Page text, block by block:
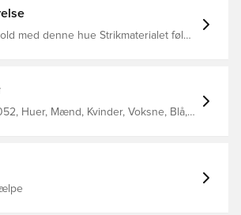
med denne hue Strikmaterialet føles
Huer, Mænd, Kvinder, Voksne, Blå,